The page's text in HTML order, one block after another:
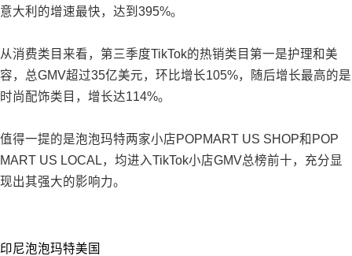
意大利的增速最快，达到395%。
从消费类目来看，第三季度TikTok的热销类目第一是护理和美
容，总GMV超过35亿美元，环比增长105%，随后增长最高的是
时尚配饰类目，增长达114%。
值得一提的是泡泡玛特两家小店POPMART US SHOP和POP
MART US LOCAL，均进入TikTok小店GMV总榜前十，充分显
现出其强大的影响力。
印尼泡泡玛特美国